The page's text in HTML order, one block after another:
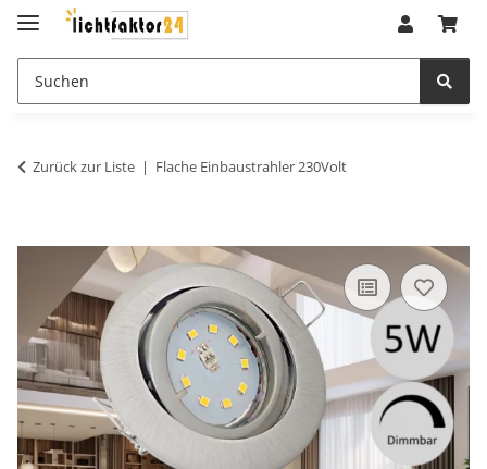
Zurück zur Liste Flache Einbaustrahler 230Volt